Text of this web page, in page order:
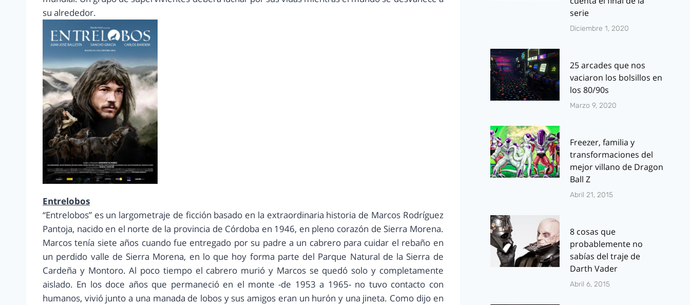
su alrededor.
Entrelobos
“Entrelobos” es un largometraje de ficción basado en la extraordinaria historia de Marcos Rodríguez
Pantoja, nacido en el norte de la provincia de Córdoba en 1946, en pleno corazón de Sierra Morena.
Marcos tenía siete años cuando fue entregado por su padre a un cabrero para cuidar el rebaño en
un perdido valle de Sierra Morena, en lo que hoy forma parte del Parque Natural de la Sierra de
Cardeña y Montoro. Al poco tiempo el cabrero murió y Marcos se quedó solo y completamente
aislado. En los doce años que permaneció en el monte -de 1953 a 1965- no tuvo contacto con
humanos, vivió junto a una manada de lobos y sus amigos eran un hurón y una jineta. Como dijo en
serie
Diciembre 1, 2020
25 arcades que nos
vaciaron los bolsillos en
los 80/90s
Marzo 9, 2020
Freezer, familia y
transformaciones del
mejor villano de Dragon
Ball Z
Abril 21, 2015
8 cosas que
probablemente no
sabías del traje de
Darth Vader
Abril 6, 2015